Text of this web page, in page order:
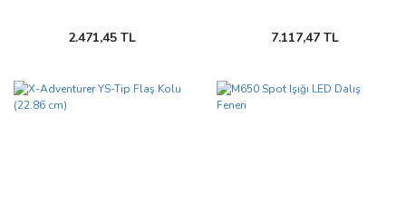
2.471,45 TL 7.117,47 TL